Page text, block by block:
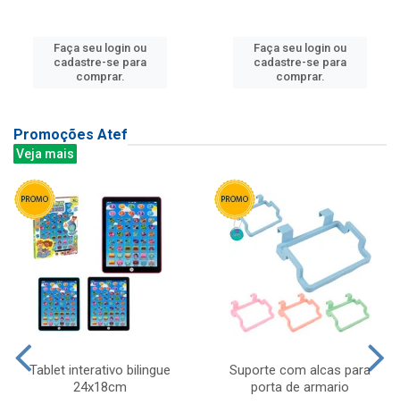
Faça seu login ou
cadastre-se para
comprar.
Faça seu login ou
cadastre-se para
comprar.
Promoções Atef
Veja mais
Tablet interativo bilingue
24x18cm
Suporte com alcas para
porta de armario